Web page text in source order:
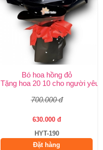
Bó hoa hồng đỏ
Tặng hoa 20 10 cho người yêu
700.000 đ
630.000 đ
HYT-190
Đặt hàng